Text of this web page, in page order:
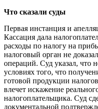
Что сказали суды
Первая инстанция и
Кассация дала
расходы по налогу на
налоговый орган не
операций. Суд указал, что
условиях того, что
готовой продукции
влечет искажение
налогоплательщика. Суд
документальной